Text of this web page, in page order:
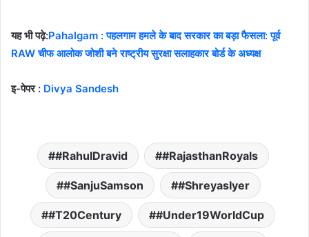
यह भी पढ़े:Pahalgam : पहलगाम हमले के बाद सरकार का बड़ा फैसला: पूर्व
RAW चीफ आलोक जोशी बने राष्ट्रीय सुरक्षा सलाहकार बोर्ड के अध्यक्ष
इ-पेपर : Divya Sandesh
#RahulDravid #RajasthanRoyals
#SanjuSamson #ShreyasIyer
#T20Century #Under19WorldCup